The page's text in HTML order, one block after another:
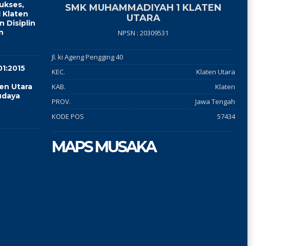
Klaten
Disiplin
Utara
SMK MUHAMMADIYAH 1 KLATEN
UTARA
NPSN : 20309531
Jl. ki Ageng Pengging 40
KEC.
Klaten Utara
KAB.
Klaten
PROV.
Jawa Tengah
KODE POS
57434
MAPS MUSAKA